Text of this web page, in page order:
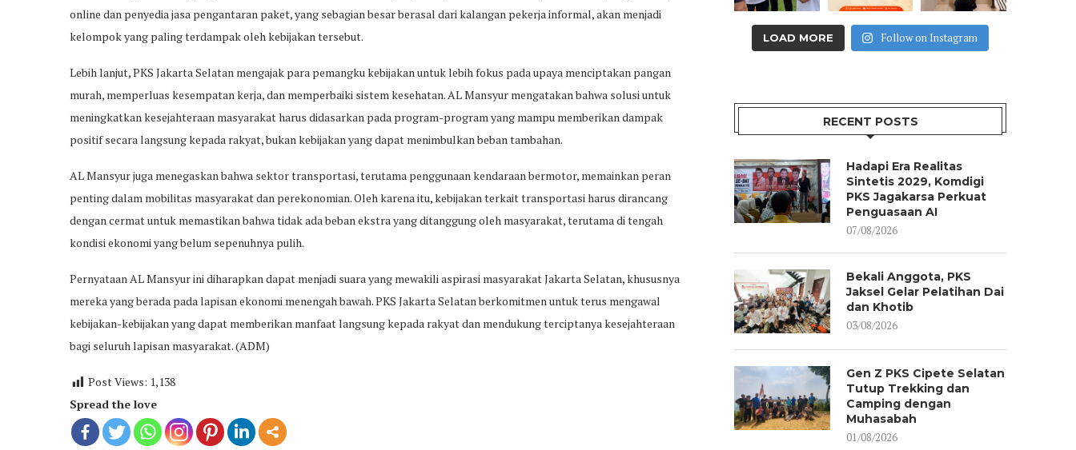
online dan penyedia jasa pengantaran paket, yang sebagian besar berasal dari kalangan pekerja informal, akan menjadi
kelompok yang paling terdampak oleh kebijakan tersebut.
Lebih lanjut, PKS Jakarta Selatan mengajak para pemangku kebijakan untuk lebih fokus pada upaya menciptakan pangan
murah, memperluas kesempatan kerja, dan memperbaiki sistem kesehatan. AL Mansyur mengatakan bahwa solusi untuk
meningkatkan kesejahteraan masyarakat harus didasarkan pada program-program yang mampu memberikan dampak
positif secara langsung kepada rakyat, bukan kebijakan yang dapat menimbulkan beban tambahan.
AL Mansyur juga menegaskan bahwa sektor transportasi, terutama penggunaan kendaraan bermotor, memainkan peran
penting dalam mobilitas masyarakat dan perekonomian. Oleh karena itu, kebijakan terkait transportasi harus dirancang
dengan cermat untuk memastikan bahwa tidak ada beban ekstra yang ditanggung oleh masyarakat, terutama di tengah
kondisi ekonomi yang belum sepenuhnya pulih.
Pernyataan AL Mansyur ini diharapkan dapat menjadi suara yang mewakili aspirasi masyarakat Jakarta Selatan, khususnya
mereka yang berada pada lapisan ekonomi menengah bawah. PKS Jakarta Selatan berkomitmen untuk terus mengawal
kebijakan-kebijakan yang dapat memberikan manfaat langsung kepada rakyat dan mendukung terciptanya kesejahteraan
bagi seluruh lapisan masyarakat. (ADM)
Post Views: 1,138
Spread the love
LOAD MORE Follow on Instagram
RECENT POSTS
Hadapi Era Realitas
Sintetis 2029, Komdigi
PKS Jagakarsa Perkuat
Penguasaan AI
07/08/2026
Bekali Anggota, PKS
Jaksel Gelar Pelatihan Dai
dan Khotib
03/08/2026
Gen Z PKS Cipete Selatan
Tutup Trekking dan
Camping dengan
Muhasabah
01/08/2026